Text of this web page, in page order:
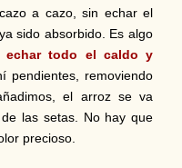
a cazo, sin echar el
sido absorbido. Es algo
echar todo el caldo y
pendientes, removiendo
el arroz se va
las setas. No hay que
precioso.